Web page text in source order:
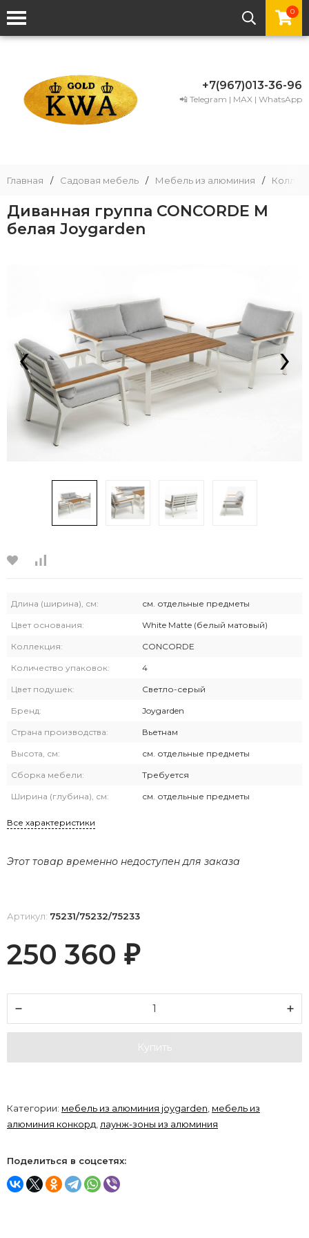
0
+7(967)013-36-96
📲 Telegram | MAX | WhatsApp
Главная / Садовая мебель / Мебель из алюминия /
Диванная группа CONCORDE M
белая Joygarden
‹ ›
Длина (ширина), см: см. отдельные предметы
Цвет основания: White Matte (белый матовый)
Коллекция: CONCORDE
Количество упаковок: 4
Цвет подушек: Светло-серый
Бренд: Joygarden
Страна производства: Вьетнам
Высота, см: см. отдельные предметы
Сборка мебели: Требуется
Ширина (глубина), см: см. отдельные предметы
Все характеристики
Этот товар временно недоступен для заказа
Артикул: 75231/75232/75233
250 360 ₽
Купить
Категории: мебель из алюминия joygarden, мебель из
алюминия конкорд,лаунж-зоны из алюминия
Поделиться в соцсетях: